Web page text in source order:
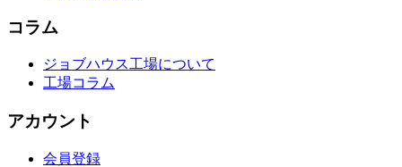
コラム
ジョブハウス工場について
工場コラム
アカウント
会員登録